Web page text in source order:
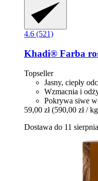
4.6 (521)
Khadi® Farba
Topseller
Jasny, ciepły
Wzmacnia i
Pokrywa siwe
59,00 zł (590,00 zł /
Dostawa do 11 sierpnia